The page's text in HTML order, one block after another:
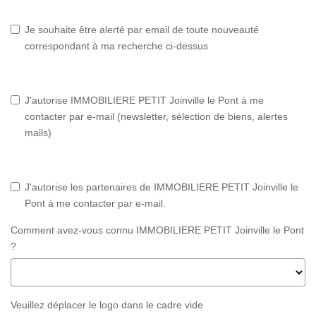
Je souhaite être alerté par email de toute nouveauté
correspondant à ma recherche ci-dessus
J'autorise IMMOBILIERE PETIT Joinville le Pont à me
contacter par e-mail (newsletter, sélection de biens, alertes
mails)
J'autorise les partenaires de IMMOBILIERE PETIT Joinville le
Pont à me contacter par e-mail.
Comment avez-vous connu IMMOBILIERE PETIT Joinville le Pont
?
Veuillez déplacer le logo dans le cadre vide